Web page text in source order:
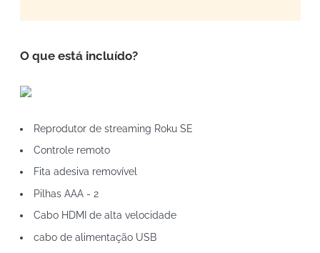
O que está incluído?
Reprodutor de streaming Roku SE
Controle remoto
Fita adesiva removível
Pilhas AAA - 2
Cabo HDMI de alta velocidade
cabo de alimentação USB